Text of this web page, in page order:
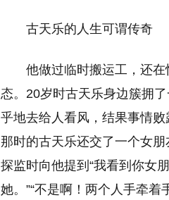
古天乐的人生可谓传奇
他做过临时搬运工，还
态。20岁时古天乐身边簇拥
乎地去给人看风，结果事情
那时的古天乐还交了一个女
探监时向他提到“我看到你女
她。”“不是啊！两个人手牵